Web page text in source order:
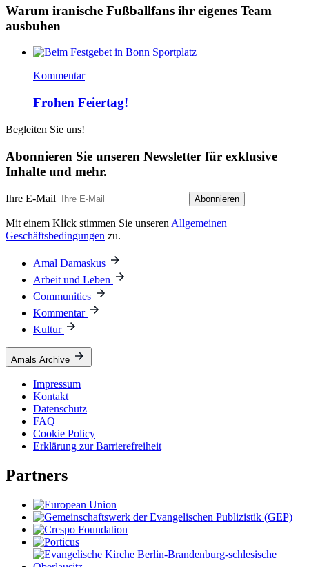
Warum iranische Fußballfans ihr eigenes Team
ausbuhen
Kommentar
Frohen Feiertag!
Begleiten Sie uns!
Abonnieren Sie unseren Newsletter für exklusive
Inhalte und mehr.
Ihre E-Mail Abonnieren
Mit einem Klick stimmen Sie unseren Allgemeinen
Geschäftsbedingungen zu.
Amal Damaskus
Arbeit und Leben
Communities
Kommentar
Kultur
Amals Archive
Impressum
Kontakt
Datenschutz
FAQ
Cookie Policy
Erklärung zur Barrierefreiheit
Partners